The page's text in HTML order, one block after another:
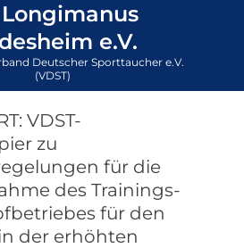
Longimanus
e.V.
Deutscher Sporttaucher e.V.
(VDST)
VDST-
zu
für die
des Trainings-
für den
der erhöhten